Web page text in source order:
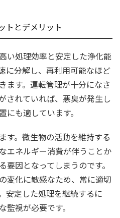
トとデメリット
い処理効率と安定した浄化能
に分解し、再利用可能なほど
ます。運転管理が十分になさ
されていれば、悪臭が発生し
にも適しています。
す。微生物の活動を維持する
エネルギー消費が伴うことか
因となってしまうのです。
変化に敏感なため、常に適切
安定した処理を継続するに
監視が必要です。